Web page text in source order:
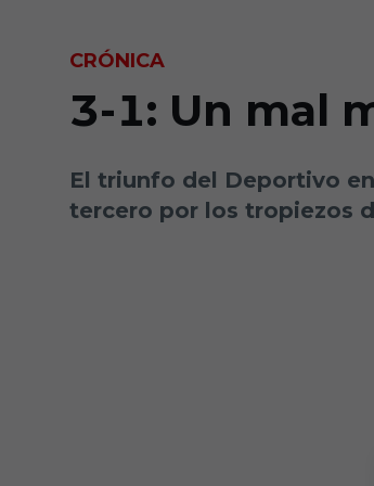
CRÓNICA
3-1: Un mal
El triunfo del Deportivo
tercero por los tropiezos